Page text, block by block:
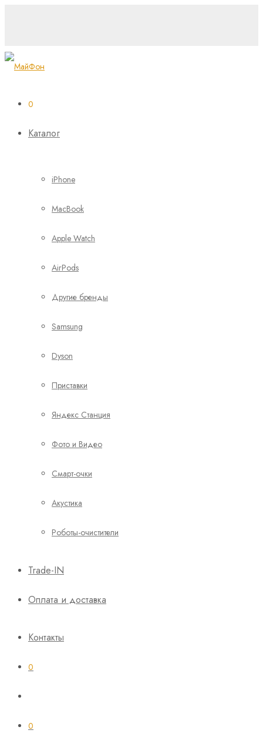
0
Каталог
iPhone
MacBook
Apple Watch
AirPods
Другие бренды
Samsung
Dyson
Приставки
Яндекс Станция
Фото и Видео
Смарт-очки
Акустика
Роботы-очистители
Trade-IN
Оплата и доставка
Контакты
0
0